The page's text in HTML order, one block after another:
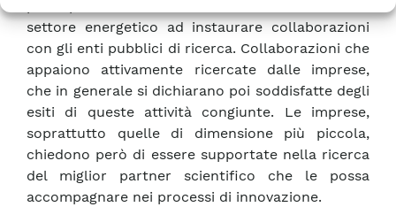
settore energetico ad instaurare collaborazioni
con gli enti pubblici di ricerca. Collaborazioni che
appaiono attivamente ricercate dalle imprese,
che in generale si dichiarano poi soddisfatte degli
esiti di queste attività congiunte. Le imprese,
soprattutto quelle di dimensione più piccola,
chiedono però di essere supportate nella ricerca
del miglior partner scientifico che le possa
accompagnare nei processi di innovazione.